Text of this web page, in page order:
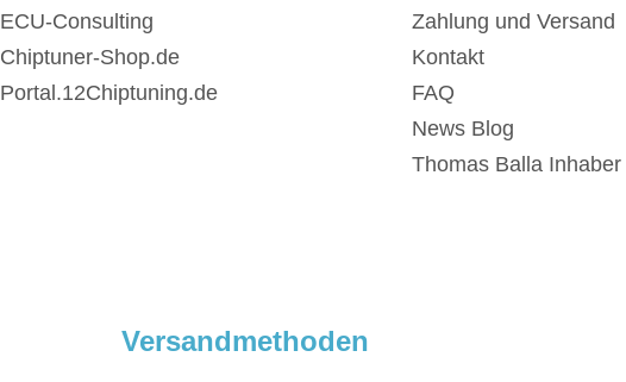
ECU-Consulting
Chiptuner-Shop.de
Portal.12Chiptuning.de
Zahlung und Versand
Kontakt
FAQ
News Blog
Thomas Balla Inhaber
Versandmethoden